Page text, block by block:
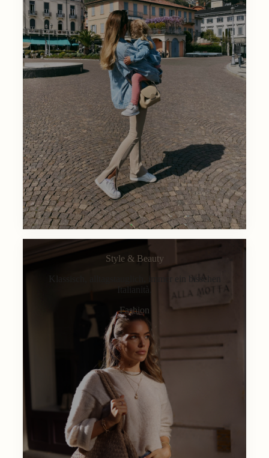
Style & Beauty
Klassisch, alltagstauglich, immer ein bisschen
Italianità.
Fashion